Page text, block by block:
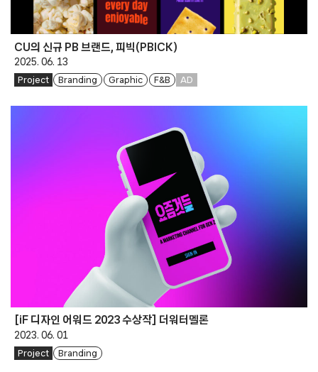
CU의 신규 PB 브랜드, 피빅(PBICK)
2025. 06. 13
Project Branding Graphic F&B AD
[iF 디자인 어워드 2023 수상작] 더워터멜론
2023. 06. 01
Project Branding